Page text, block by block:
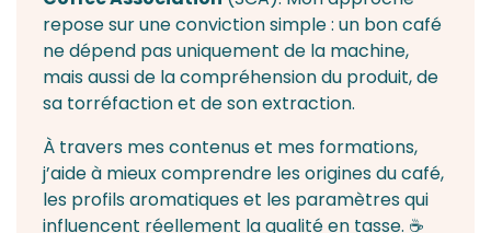
repose sur une conviction simple : un bon café
ne dépend pas uniquement de la machine,
mais aussi de la compréhension du produit, de
sa torréfaction et de son extraction.
À travers mes contenus et mes formations,
j’aide à mieux comprendre les origines du café,
les profils aromatiques et les paramètres qui
influencent réellement la qualité en tasse. ☕